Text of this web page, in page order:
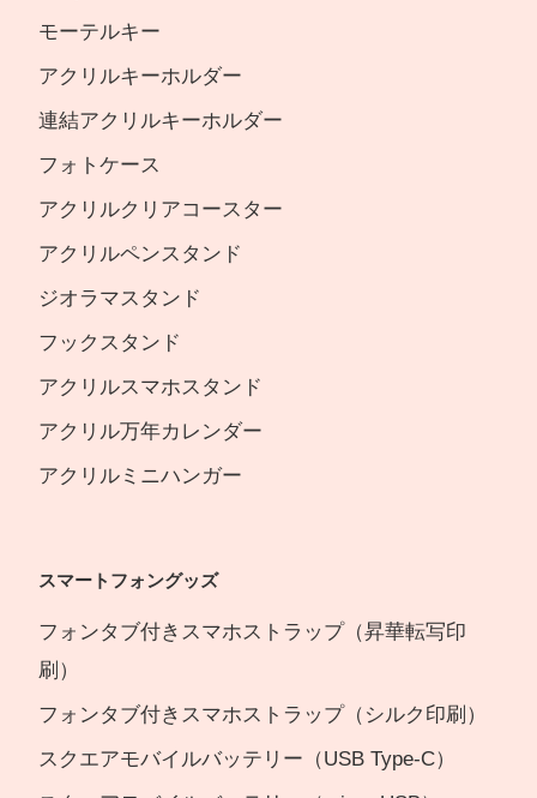
モーテルキー
アクリルキーホルダー
連結アクリルキーホルダー
フォトケース
アクリルクリアコースター
アクリルペンスタンド
ジオラマスタンド
フックスタンド
アクリルスマホスタンド
アクリル万年カレンダー
アクリルミニハンガー
スマートフォングッズ
フォンタブ付きスマホストラップ（昇華転写印
刷）
フォンタブ付きスマホストラップ（シルク印刷）
スクエアモバイルバッテリー（USB Type-C）